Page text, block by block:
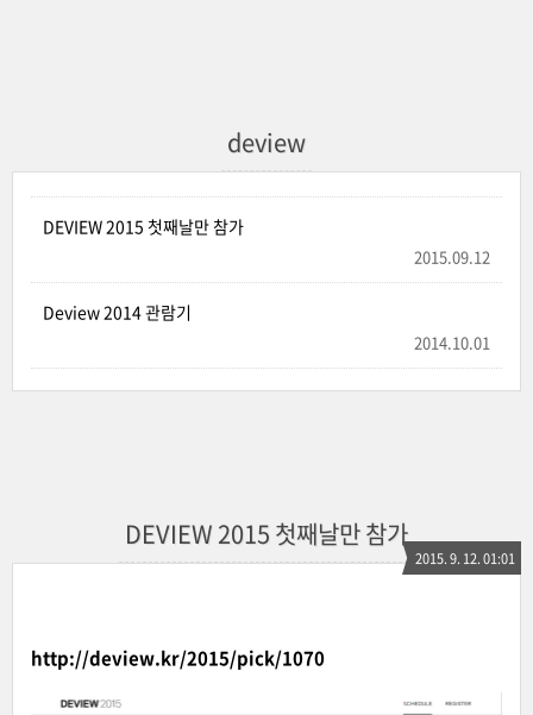
deview
DEVIEW 2015 첫째날만 참가
2015.09.12
Deview 2014 관람기
2014.10.01
DEVIEW 2015 첫째날만 참가
2015. 9. 12. 01:01
http://deview.kr/2015/pick/1070